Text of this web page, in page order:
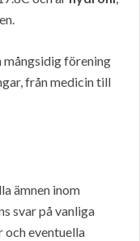
mångsidig förening
från medicin till
ämnen inom
svar på vanliga
och eventuella